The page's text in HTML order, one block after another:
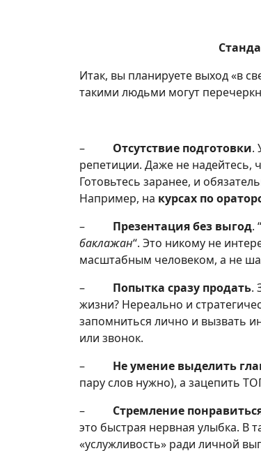
Итак, вы планируете выход «в
такими людьми могут
– Отсутствие подготовки.
репетиции. Даже не надейтесь,
Готовьтесь заранее, и
Например, на курсах по
– Презентация без выгод. “
баклажан“. Это никому не
масштабным человеком, а не
– Попытка сразу продать.
жизни? Нереально и
запомниться лично и вызвать
или звонок.
– Не умение выделить
пару слов нужно), а зацепить
– Стремление
это быстрая нервная улыбка. В
«услужливость» ради личной